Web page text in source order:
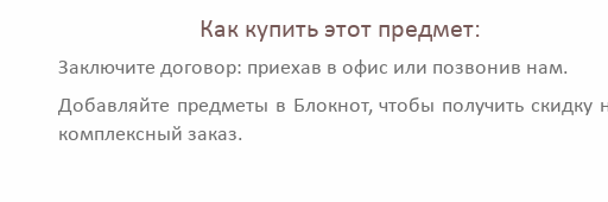
Как купить этот предмет:
Заключите договор: приехав в офис или позвонив нам.
Добавляйте предметы в Блокнот, чтобы получить скидку
комплексный заказ.